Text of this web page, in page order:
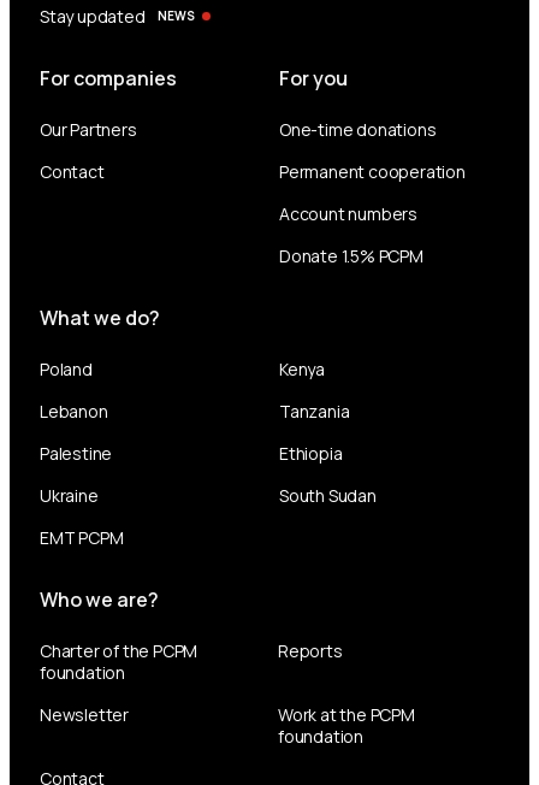
Stay updated
NEWS
For companies
Our Partners
Contact
For you
One-time donations
Permanent cooperation
Account numbers
Donate 1.5% PCPM
What we do?
Poland
Lebanon
Palestine
Ukraine
EMT PCPM
Kenya
Tanzania
Ethiopia
South Sudan
Who we are?
Charter of the PCPM
foundation
Reports
Newsletter
Work at the PCPM
foundation
Contact